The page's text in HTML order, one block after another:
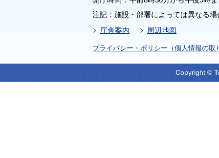
注記：施設・部署によっては異なる
庁舎案内
周辺地図
プライバシー・ポリシー（個人情報の取
Copyright ©